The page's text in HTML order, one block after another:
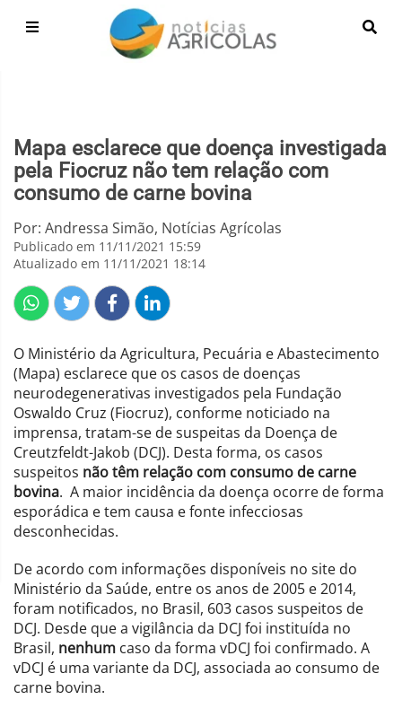
Mapa esclarece que doença investigada
pela Fiocruz não tem relação com
consumo de carne bovina
Por: Andressa Simão, Notícias Agrícolas
Publicado em 11/11/2021 15:59
Atualizado em 11/11/2021 18:14
O Ministério da Agricultura, Pecuária e Abastecimento
(Mapa) esclarece que os casos de doenças
neurodegenerativas investigados pela Fundação
Oswaldo Cruz (Fiocruz), conforme noticiado na
imprensa, tratam-se de suspeitas da Doença de
Creutzfeldt-Jakob (DCJ). Desta forma, os casos
suspeitos não têm relação com consumo de carne
bovina. A maior incidência da doença ocorre de forma
esporádica e tem causa e fonte infecciosas
desconhecidas.
De acordo com informações disponíveis no site do
Ministério da Saúde, entre os anos de 2005 e 2014,
foram notificados, no Brasil, 603 casos suspeitos de
DCJ. Desde que a vigilância da DCJ foi instituída no
Brasil, nenhum caso da forma vDCJ foi confirmado. A
vDCJ é uma variante da DCJ, associada ao consumo de
carne bovina.